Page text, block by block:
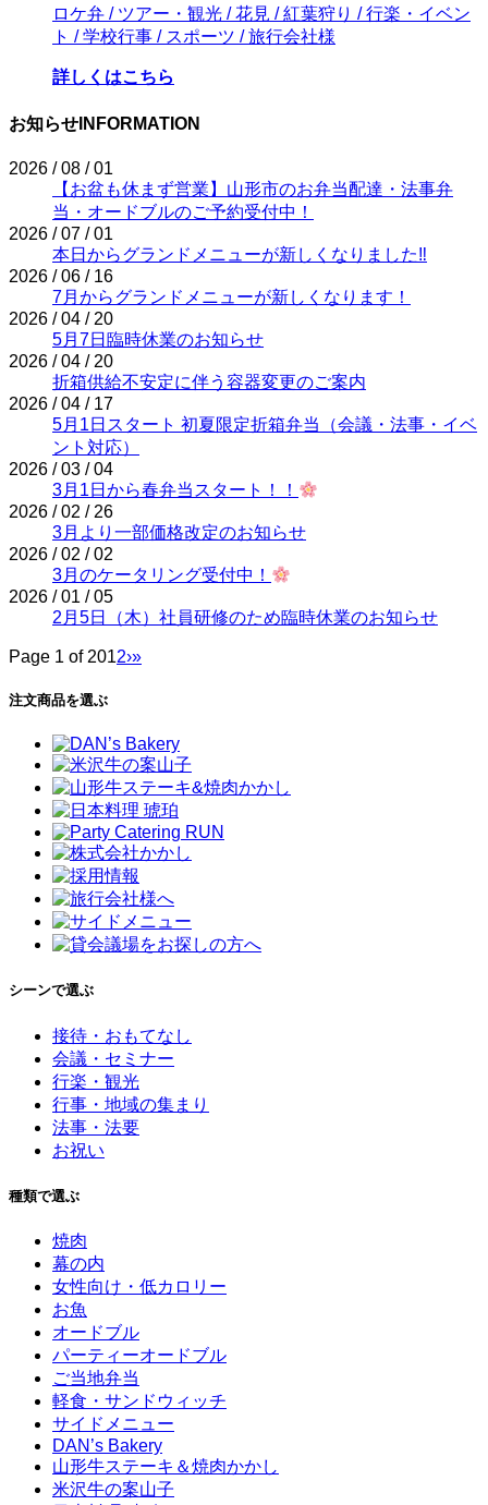
ロケ弁 / ツアー・観光 / 花見 / 紅葉狩り / 行楽・イベン
ト / 学校行事 / スポーツ / 旅行会社様
詳しくはこちら
お知らせ INFORMATION
2026 / 08 / 01
【お盆も休まず営業】山形市のお弁当配達・法事弁
当・オードブルのご予約受付中！
2026 / 07 / 01
本日からグランドメニューが新しくなりました‼
2026 / 06 / 16
7月からグランドメニューが新しくなります！
2026 / 04 / 20
5月7日臨時休業のお知らせ
2026 / 04 / 20
折箱供給不安定に伴う容器変更のご案内
2026 / 04 / 17
5月1日スタート 初夏限定折箱弁当（会議・法事・イベ
ント対応）
2026 / 03 / 04
3月1日から春弁当スタート！！
2026 / 02 / 26
3月より一部価格改定のお知らせ
2026 / 02 / 02
3月のケータリング受付中！
2026 / 01 / 05
2月5日（木）社員研修のため臨時休業のお知らせ
Page 1 of 2012›»
注文商品を選ぶ
シーンで選ぶ
接待・おもてなし
会議・セミナー
行楽・観光
行事・地域の集まり
法事・法要
お祝い
種類で選ぶ
焼肉
幕の内
女性向け・低カロリー
お魚
オードブル
パーティーオードブル
ご当地弁当
軽食・サンドウィッチ
サイドメニュー
DAN’s Bakery
山形牛ステーキ＆焼肉かかし
米沢牛の案山子